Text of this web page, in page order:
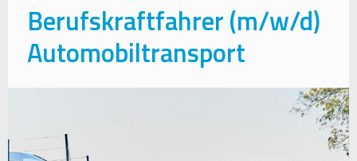
Berufskraftfahrer (m/w/d)
Automobiltransport